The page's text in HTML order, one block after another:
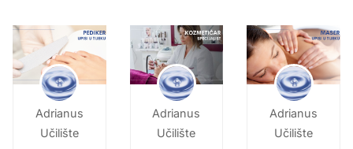
Adrianus
Učilište
Adrianus
Učilište
Adrianus
Učilište